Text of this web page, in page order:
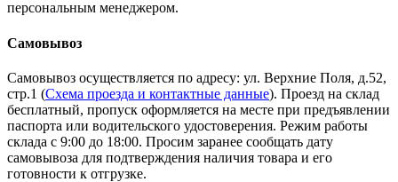
персональным менеджером.
Самовывоз
Самовывоз осуществляется по адресу: ул. Верхние Поля, д.52,
стр.1 (Схема проезда и контактные данные). Проезд на склад
бесплатный, пропуск оформляется на месте при предъявлении
паспорта или водительского удостоверения. Режим работы
склада с 9:00 до 18:00. Просим заранее сообщать дату
самовывоза для подтверждения наличия товара и его
готовности к отгрузке.